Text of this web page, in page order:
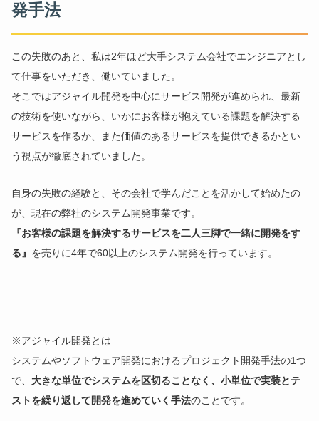
発手法
この失敗のあと、私は2年ほど大手システム会社でエンジニアとし
て仕事をいただき、働いていました。
そこではアジャイル開発を中心にサービス開発が進められ、最新
の技術を使いながら、いかにお客様が抱えている課題を解決する
サービスを作るか、また価値のあるサービスを提供できるかとい
う視点が徹底されていました。
自身の失敗の経験と、その会社で学んだことを活かして始めたの
が、現在の弊社のシステム開発事業です。
『お客様の課題を解決するサービスを二人三脚で一緒に開発をす
る』 を売りに4年で60以上のシステム開発を行っています。
※アジャイル開発とは
システムやソフトウェア開発におけるプロジェクト開発手法の1つ
で、 大きな単位でシステムを区切ることなく、小単位で実装とテ
ストを繰り返して開発を進めていく手法のことです。